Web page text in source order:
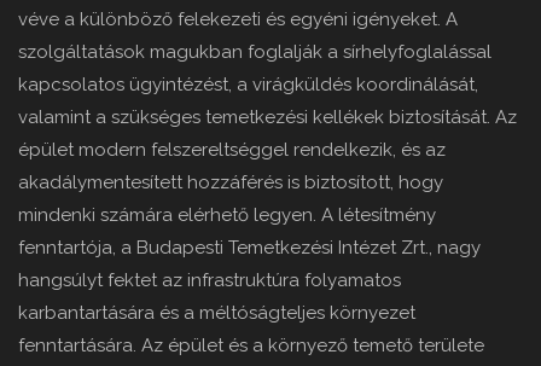
véve a különböző felekezeti és egyéni igényeket. A
szolgáltatások magukban foglalják a sírhelyfoglalással
kapcsolatos ügyintézést, a virágküldés koordinálását,
valamint a szükséges temetkezési kellékek biztosítását. Az
épület modern felszereltséggel rendelkezik, és az
akadálymentesített hozzáférés is biztosított, hogy
mindenki számára elérhető legyen. A létesítmény
fenntartója, a Budapesti Temetkezési Intézet Zrt., nagy
hangsúlyt fektet az infrastruktúra folyamatos
karbantartására és a méltóságteljes környezet
fenntartására. Az épület és a környező temető területe